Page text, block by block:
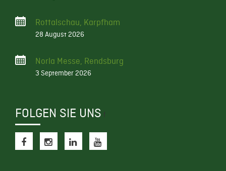
Rottalschau, Karpfham
28 August 2026
Norla Messe, Rendsburg
3 September 2026
FOLGEN SIE UNS f